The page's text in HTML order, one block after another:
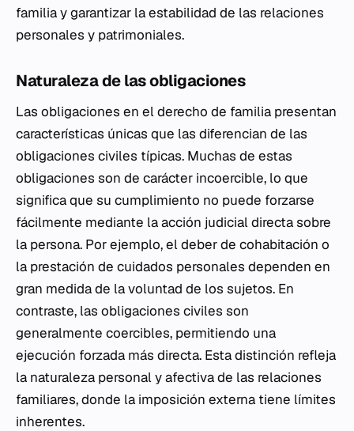
familia y garantizar la estabilidad de las relaciones
personales y patrimoniales.
Naturaleza de las obligaciones
Las obligaciones en el derecho de familia presentan
características únicas que las diferencian de las
obligaciones civiles típicas. Muchas de estas
obligaciones son de carácter incoercible, lo que
significa que su cumplimiento no puede forzarse
fácilmente mediante la acción judicial directa sobre
la persona. Por ejemplo, el deber de cohabitación o
la prestación de cuidados personales dependen en
gran medida de la voluntad de los sujetos. En
contraste, las obligaciones civiles son
generalmente coercibles, permitiendo una
ejecución forzada más directa. Esta distinción refleja
la naturaleza personal y afectiva de las relaciones
familiares, donde la imposición externa tiene límites
inherentes.